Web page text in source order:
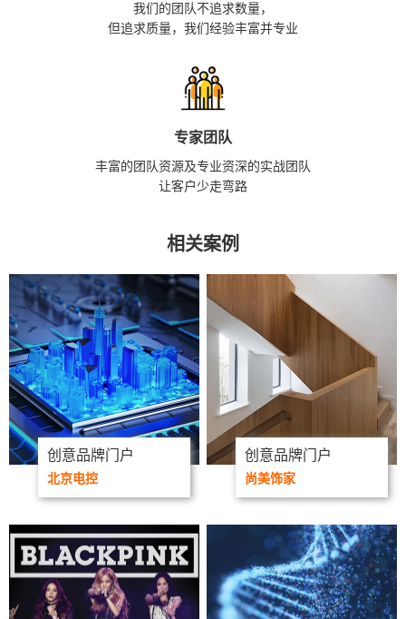
我们的团队不追求数量，
但追求质量，我们经验丰富并专业
专家团队
丰富的团队资源及专业资深的实战团队
让客户少走弯路
相关案例
创意品牌门户
北京电控
创意品牌门户
尚美饰家